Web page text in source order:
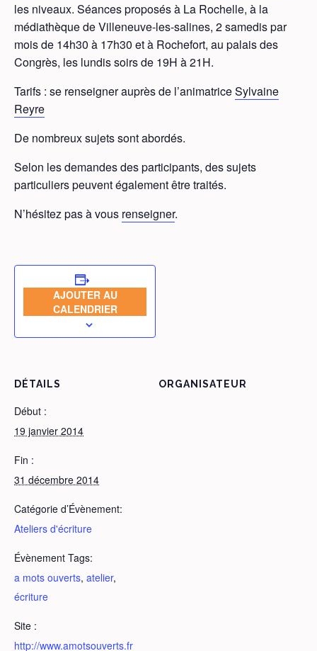
les niveaux. Séances proposés à La Rochelle, à la
médiathèque de Villeneuve-les-salines, 2 samedis par
mois de 14h30 à 17h30 et à Rochefort, au palais des
Congrès, les lundis soirs de 19H à 21H.
Tarifs : se renseigner auprès de l’animatriceSylvaine
Reyre
De nombreux sujets sont abordés.
Selon les demandes des participants, des sujets
particuliers peuvent également être traités.
N’hésitez pas à vous renseigner.
AJOUTER AU
CALENDRIER
DÉTAILS
Début :
19 janvier 2014
Fin :
31 décembre 2014
Catégorie d’Évènement:
Ateliers d'écriture
Évènement Tags:
a mots ouverts, atelier,
écriture
Site :
http://www.amotsouverts.fr
ORGANISATEUR